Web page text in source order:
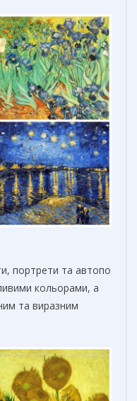
портрети та автопо
кольорами, а
та виразним